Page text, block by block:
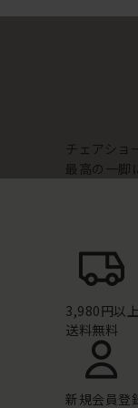
チェアシ
最高の一脚
3,980円以
送料無料
新規会員登